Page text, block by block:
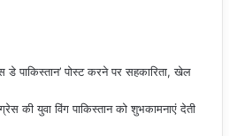
पाकिस्तान’ पोस्ट करने पर सहकारिता, खेल
की युवा विंग पाकिस्तान को शुभकामनाएं देती